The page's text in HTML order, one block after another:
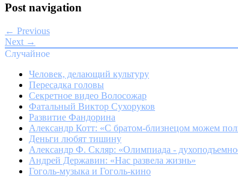
Post navigation
← Previous
Next →
Случайное
Человек, делающий культуру
Пересадка головы
Секретное видео Волосожар
Фатальный Виктор Сухоруков
Развитие Фандорина
Александр Котт: «С братом-близнецом можем
Деньги любят тишину
Александр Ф. Скляр: «Олимпиада -
Андрей Державин: «Нас развела жизнь»
Гоголь-музыка и Гоголь-кино